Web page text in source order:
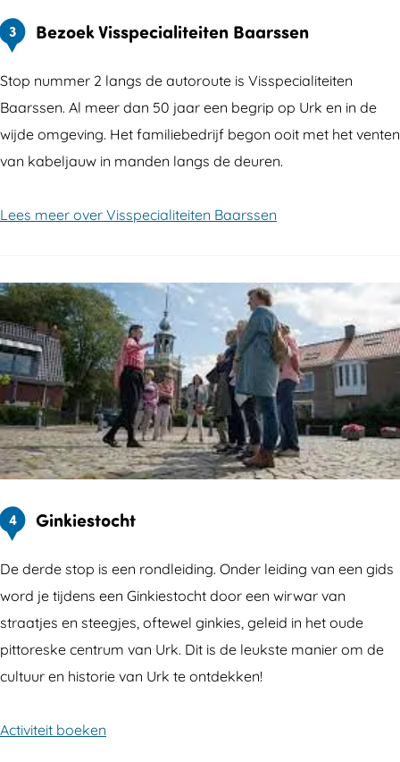
3 Bezoek Visspecialiteiten Baarssen
Stop nummer 2 langs de autoroute is Visspecialiteiten
Baarssen. Al meer dan 50 jaar een begrip op Urk en in de
wijde omgeving. Het familiebedrijf begon ooit met het venten
van kabeljauw in manden langs de deuren.
Lees meer over Visspecialiteiten Baarssen
4 Ginkiestocht
De derde stop is een rondleiding. Onder leiding van een gids
word je tijdens een Ginkiestocht door een wirwar van
straatjes en steegjes, oftewel ginkies, geleid in het oude
pittoreske centrum van Urk. Dit is de leukste manier om de
cultuur en historie van Urk te ontdekken!
Activiteit boeken